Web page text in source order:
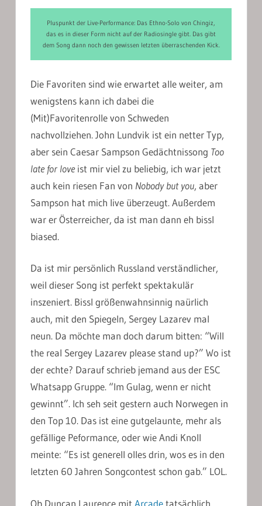
Pluspunkt der Live-Performance: Das Ethno-Solo von Chingiz,
das es in dieser Form nicht auf der Radiosingle gibt. Das gibt
dem Song dann noch den gewissen letzten überraschenden Kick.
Die Favoriten sind wie erwartet alle weiter, am
wenigstens kann ich dabei die
(Mit)Favoritenrolle von Schweden
nachvollziehen. John Lundvik ist ein netter Typ,
aber sein Caesar Sampson Gedächtnissong Too
late for loveist mir viel zu beliebig, ich war jetzt
auch kein riesen Fan von Nobody but you, aber
Sampson hat mich live überzeugt. Außerdem
war er Österreicher, da ist man dann eh bissl
biased.
Da ist mir persönlich Russland verständlicher,
weil dieser Song ist perfekt spektakulär
inszeniert. Bissl größenwahnsinnig naürlich
auch, mit den Spiegeln, Sergey Lazarev mal
neun. Da möchte man doch darum bitten: “Will
the real Sergey Lazarev please stand up?” Wo ist
der echte? Darauf schrieb jemand aus der ESC
Whatsapp Gruppe. “Im Gulag, wenn er nicht
gewinnt”. Ich seh seit gestern auch Norwegen in
den Top 10. Das ist eine gutgelaunte, mehr als
gefällige Peformance, oder wie Andi Knoll
meinte: “Es ist generell olles drin, wos es in den
letzten 60 Jahren Songcontest schon gab.” LOL.
Ob Duncan Laurence mit Arcadetatsächlich